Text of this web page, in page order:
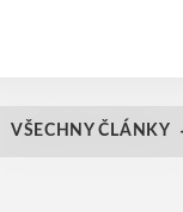
VŠECHNY ČLÁNKY